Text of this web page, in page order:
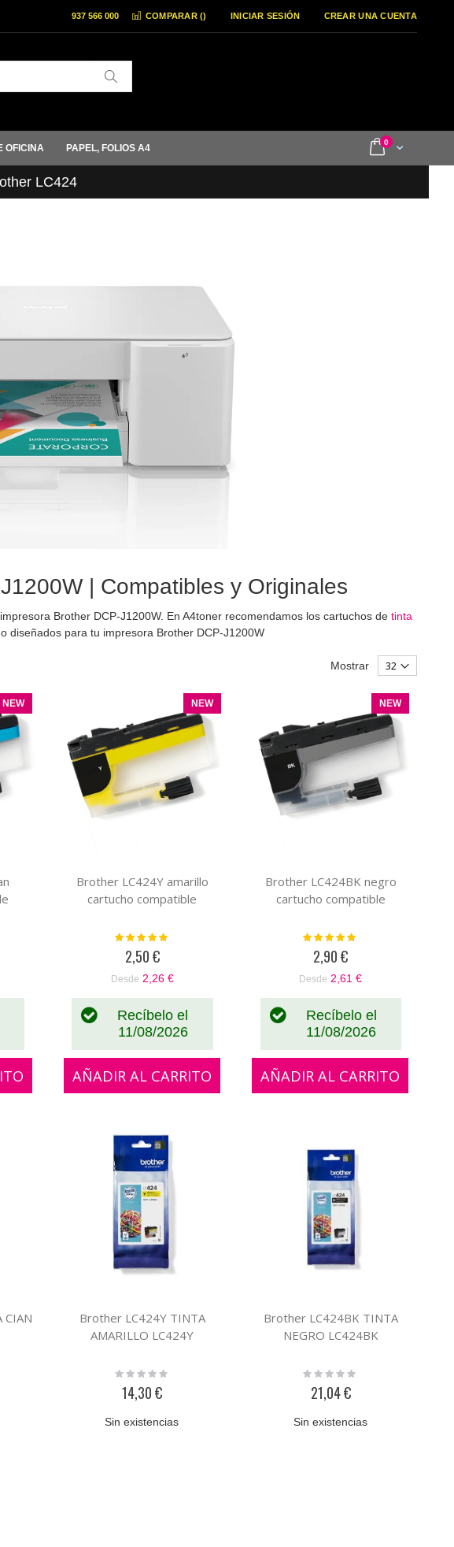
COMPARAR () INICIAR SESIÓN CREAR UNA CUENTA
937 566 000
Cart
0items
OFICINA PAPEL, FOLIOS A4
LC424
| Compatibles y Originales
Brother DCP-J1200W. En A4toner recomendamos los cartuchos de tinta
para tu impresora Brother DCP-J1200W
Mostrar
NEW NEW
Brother LC424Y amarillo
cartucho compatible
Valoración:
2,50 €
Desde 2,26 €
Recíbelo el
11/08/2026
AÑADIR AL CARRITO
NEW
Brother LC424BK negro
cartucho compatible
Valoración:
2,90 €
Desde 2,61 €
Recíbelo el
11/08/2026
AÑADIR AL CARRITO
CIAN
Brother LC424Y TINTA
AMARILLO LC424Y
Rating:
14,30 €
Sin existencias
Brother LC424BK TINTA
NEGRO LC424BK
Rating:
21,04 €
Sin existencias